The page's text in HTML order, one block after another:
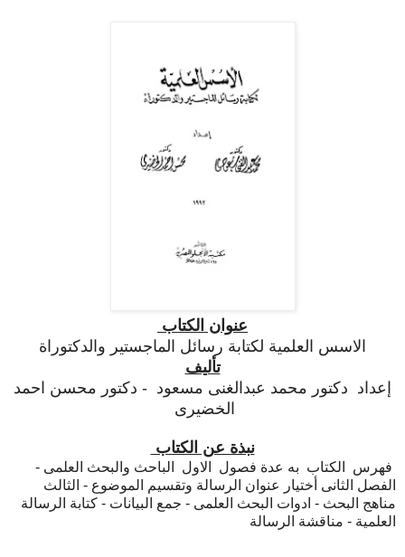
عنوان الكتاب
الاسس العلمية لكتابة رسائل الماجستير والدكتوراة
تأليف
إعداد دكتور محمد عبدالغنى مسعود - دكتور محسن احمد
الخضيرى
نبذة عن الكتاب
فهرس الكتاب به عدة فصول الاول الباحث والبحث العلمى -
الفصل الثانى أختيار عنوان الرسالة وتقسيم الموضوع - الثالث
مناهج البحث - ادوات البحث العلمى - جمع البيانات - كتابة الرسالة
العلمية - مناقشة الرسالة